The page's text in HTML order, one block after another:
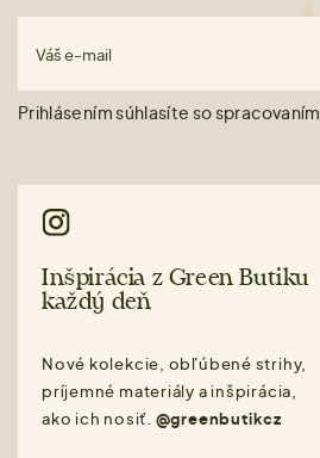
Váš e-mail
Prihlásením súhlasíte so spracovaním
Inšpirácia z Green Butiku
každý deň
Nové kolekcie, obľúbené strihy,
príjemné materiály a inšpirácia,
ako ich nosiť. @greenbutikcz